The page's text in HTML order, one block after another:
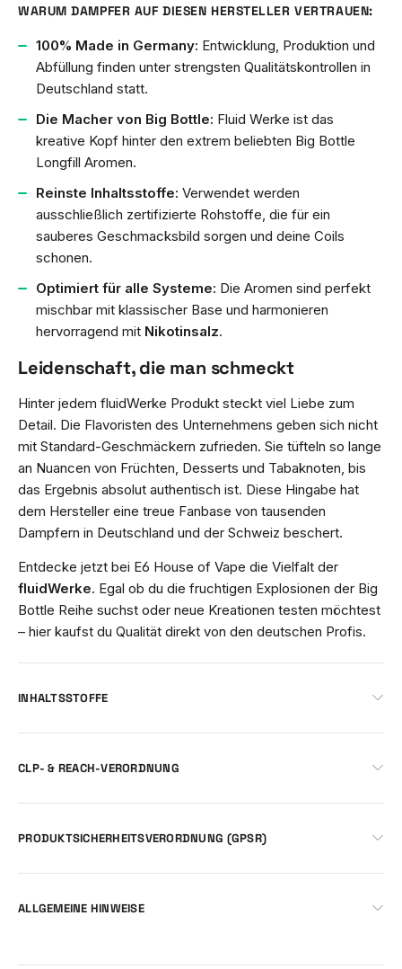
WARUM DAMPFER AUF DIESEN HERSTELLER VERTRAUEN:
100% Made in Germany: Entwicklung, Produktion und
Abfüllung finden unter strengsten Qualitätskontrollen in
Deutschland statt.
Die Macher von Big Bottle: Fluid Werke ist das
kreative Kopf hinter den extrem beliebten Big Bottle
Longfill Aromen.
Reinste Inhaltsstoffe: Verwendet werden
ausschließlich zertifizierte Rohstoffe, die für ein
sauberes Geschmacksbild sorgen und deine Coils
schonen.
Optimiert für alle Systeme: Die Aromen sind perfekt
mischbar mit klassischer Base und harmonieren
hervorragend mit Nikotinsalz.
Leidenschaft, die man schmeckt
Hinter jedem fluidWerke Produkt steckt viel Liebe zum
Detail. Die Flavoristen des Unternehmens geben sich nicht
mit Standard-Geschmäckern zufrieden. Sie tüfteln so lange
an Nuancen von Früchten, Desserts und Tabaknoten, bis
das Ergebnis absolut authentisch ist. Diese Hingabe hat
dem Hersteller eine treue Fanbase von tausenden
Dampfern in Deutschland und der Schweiz beschert.
Entdecke jetzt bei E6 House of Vape die Vielfalt der
fluidWerke. Egal ob du die fruchtigen Explosionen der Big
Bottle Reihe suchst oder neue Kreationen testen möchtest
– hier kaufst du Qualität direkt von den deutschen Profis.
INHALTSSTOFFE
CLP- & REACH-VERORDNUNG
PRODUKTSICHERHEITSVERORDNUNG (GPSR)
ALLGEMEINE HINWEISE